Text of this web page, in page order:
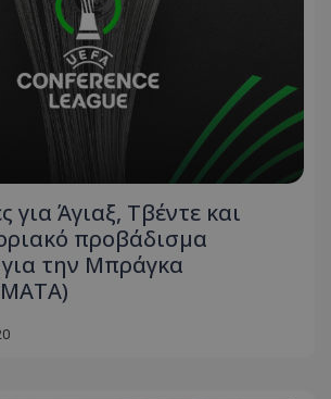
για Άγιαξ, Τβέντε και
προβάδισμα
την Μπράγκα